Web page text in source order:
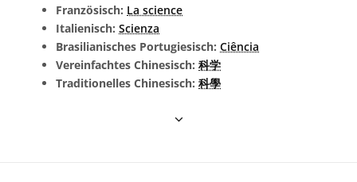
Französisch: La science
Italienisch: Scienza
Brasilianisches Portugiesisch: Ciência
Vereinfachtes Chinesisch: 科学
Traditionelles Chinesisch: 科學